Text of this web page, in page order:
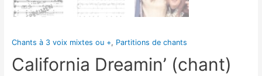
Chants à 3 voix mixtes ou +, Partitions de chants
California Dreamin’ (chant)